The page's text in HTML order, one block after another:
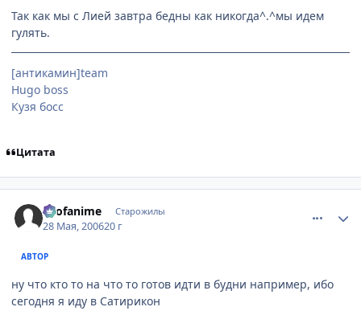
Так как мы с Лией завтра бедны как никогда^.^мы идем
гулять.
[антикамин]team
Hugo boss
Кузя босс
Цитата
allofanime Старожилы
28 Мая, 200620 г
АВТОР
ну что кто то на что то готов идти в будни например, ибо
сегодня я иду в Сатирикон